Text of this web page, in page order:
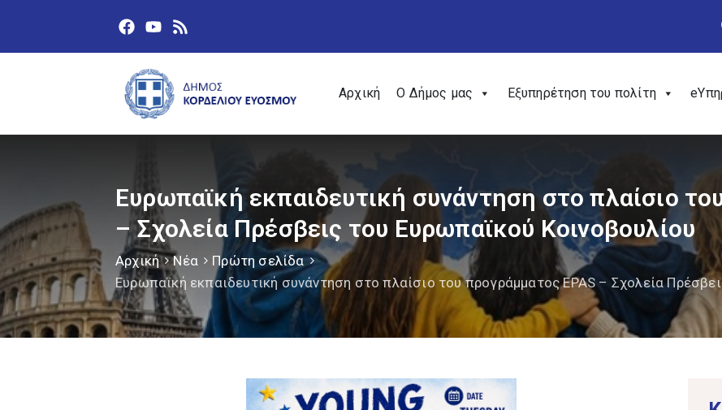
Αρχική Ο Δήμος μας Εξυπηρέτηση του πολίτη
Ευρωπαϊκή εκπαιδευτική συνάντηση στο πλαίσιο
– Σχολεία Πρέσβεις του Ευρωπαϊκού Κοινοβουλίου
Αρχική Νέα
Πρώτη σελίδα
Ευρωπαϊκή εκπαιδευτική συνάντηση στο πλαίσιο του προγράμματος EPAS – Σχολεία